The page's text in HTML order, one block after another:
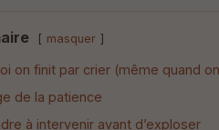
masquer
on finit par crier (même quand
de la patience
à intervenir avant d’exploser